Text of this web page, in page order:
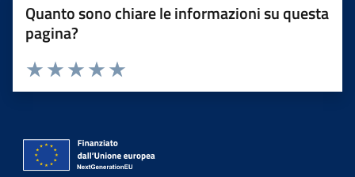
Quanto sono chiare le informazioni su questa
pagina?
Valuta 5 stelle su 5
Valuta 4 stelle su 5
Valuta 3 stelle su 5
Valuta 2 stelle su 5
Valuta 1 stelle su 5